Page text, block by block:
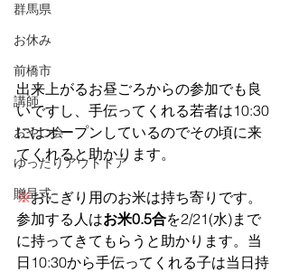
群馬県
お休み
前橋市
講師
おやつ会
ゆったりアウトドア
贈呈式
出来上がるお昼ごろからの参加でも良
いですし、手伝ってくれる若者は10:30
にはオープンしているのでその頃に来
てくれると助かります。
※おにぎり用のお米は持ち寄りです。
参加する人はお米0.5合を2/21(水)まで
に持ってきてもらうと助かります。当
日10:30から手伝ってくれる子は当日持